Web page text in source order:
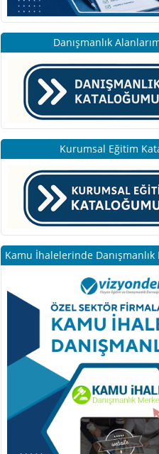
Danışmanlık
Kurumsal Eğitim
Kamu İhalelerinde Danışmanlık